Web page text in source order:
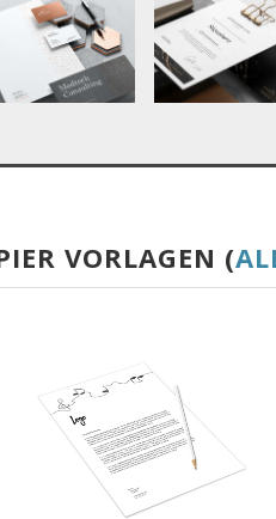
VORLAGEN (